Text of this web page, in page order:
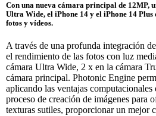
Con una nueva cámara principal de 12MP,
Ultra Wide, el iPhone 14 y el iPhone 14
fotos y vídeos.
A través de una profunda integración
el rendimiento de las fotos con luz
cámara Ultra Wide, 2 x en la cámara
cámara principal. Photonic Engine
aplicando las ventajas
proceso de creación de imágenes para
texturas sutiles, proporcionar un mejor